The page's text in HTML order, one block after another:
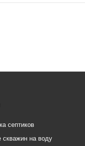
септиков
скважин на воду